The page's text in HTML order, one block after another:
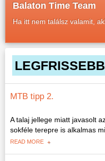
Balaton Time Team
Ha itt nem találsz valamit,
MTB tipp 2.
A talaj jellege miatt javasolt
sokféle terepre is alkalmas
READ MORE